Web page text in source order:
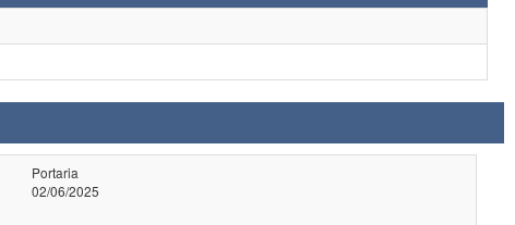
Portaria
02/06/2025